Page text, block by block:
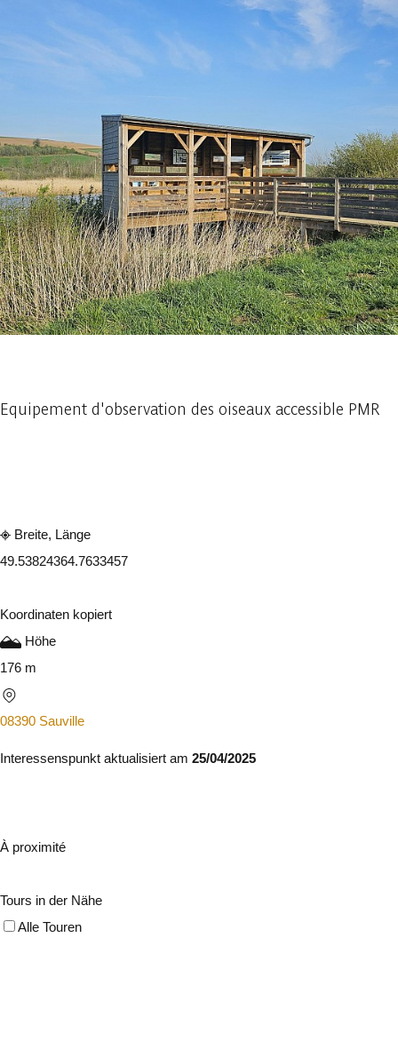
Equipement d'observation des oiseaux accessible PMR
Breite, Länge
49.53824364.7633457
Koordinaten kopiert
Höhe
176 m
08390 Sauville
Interessenspunkt aktualisiert am 25/04/2025
À proximité
Tours in der Nähe
Alle Touren